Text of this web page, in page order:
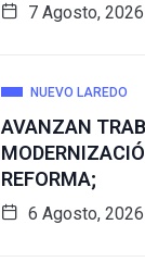
7 Agosto, 2026
NUEVO LAREDO
AVANZAN
REFORMA;
6 Agosto, 2026